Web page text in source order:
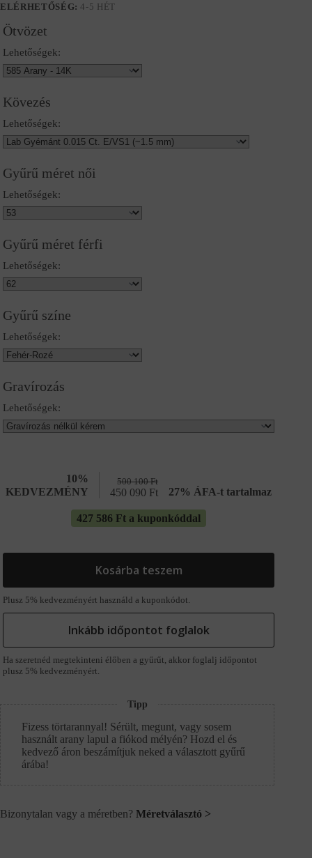
ELÉRHETŐSÉG:4-5 HÉT
Ötvözet
Lehetőségek:
Kövezés
Lehetőségek:
Gyűrű méret női
Lehetőségek:
Gyűrű méret férfi
Lehetőségek:
Gyűrű színe
Lehetőségek:
Gravírozás
Lehetőségek:
10%
KEDVEZMÉNY
500 100Ft
450 090 Ft 27% ÁFA-t tartalmaz
427 586 Ft a kuponkóddal
Kosárba teszem
Plusz 5% kedvezményért használd a kuponkódot.
Inkább időpontot foglalok
Ha szeretnéd megtekinteni élőben a gyűrűt, akkor foglalj időpontot
plusz 5% kedvezményért.
Tipp
Fizess törtarannyal! Sérült, megunt, vagy sosem
használt arany lapul a fiókod mélyén? Hozd el és
kedvező áron beszámítjuk neked a választott gyűrű
árába!
Bizonytalan vagy a méretben? Méretválasztó >